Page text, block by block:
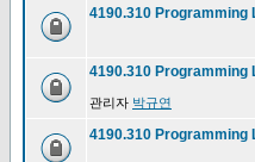
4190.310 Programming
4190.310 Programming
관리자 박규연
4190.310 Programming